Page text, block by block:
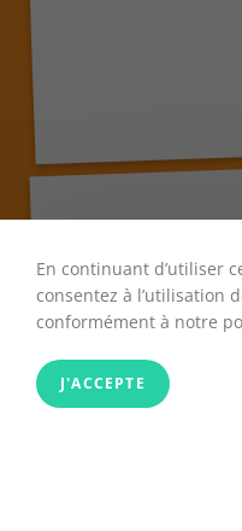
En continuant d’utiliser
consentez à l’utilisation
conformément à notre
J'ACCEPTE